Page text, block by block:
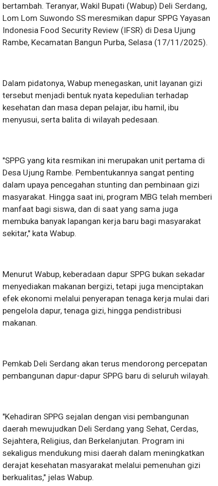
bertambah. Teranyar, Wakil Bupati (Wabup) Deli Serdang,
Lom Lom Suwondo SS meresmikan dapur SPPG Yayasan
Indonesia Food Security Review (IFSR) di Desa Ujung
Rambe, Kecamatan Bangun Purba, Selasa (17/11/2025).
Dalam pidatonya, Wabup menegaskan, unit layanan gizi
tersebut menjadi bentuk nyata kepedulian terhadap
kesehatan dan masa depan pelajar, ibu hamil, ibu
menyusui, serta balita di wilayah pedesaan.
"SPPG yang kita resmikan ini merupakan unit pertama di
Desa Ujung Rambe. Pembentukannya sangat penting
dalam upaya pencegahan stunting dan pembinaan gizi
masyarakat. Hingga saat ini, program MBG telah memberi
manfaat bagi siswa, dan di saat yang sama juga
membuka banyak lapangan kerja baru bagi masyarakat
sekitar," kata Wabup.
Menurut Wabup, keberadaan dapur SPPG bukan sekadar
menyediakan makanan bergizi, tetapi juga menciptakan
efek ekonomi melalui penyerapan tenaga kerja mulai dari
pengelola dapur, tenaga gizi, hingga pendistribusi
makanan.
Pemkab Deli Serdang akan terus mendorong percepatan
pembangunan dapur-dapur SPPG baru di seluruh wilayah.
"Kehadiran SPPG sejalan dengan visi pembangunan
daerah mewujudkan Deli Serdang yang Sehat, Cerdas,
Sejahtera, Religius, dan Berkelanjutan. Program ini
sekaligus mendukung misi daerah dalam meningkatkan
derajat kesehatan masyarakat melalui pemenuhan gizi
berkualitas," jelas Wabup.